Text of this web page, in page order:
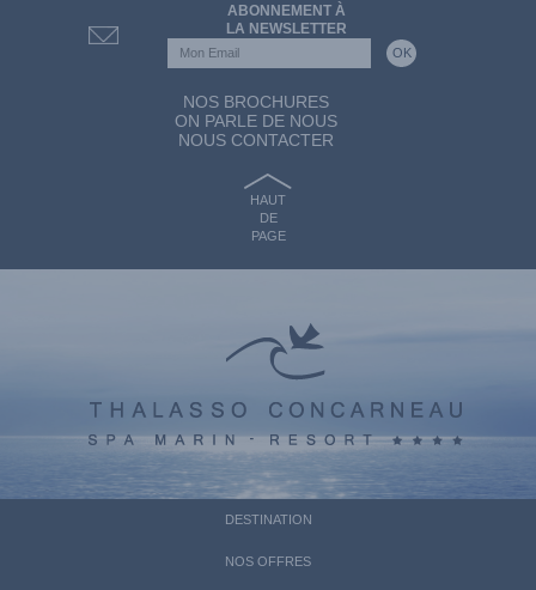
ABONNEMENT À
LA NEWSLETTER
NOS BROCHURES
ON PARLE DE NOUS
NOUS CONTACTER
HAUT
DE
PAGE
DESTINATION
NOS OFFRES